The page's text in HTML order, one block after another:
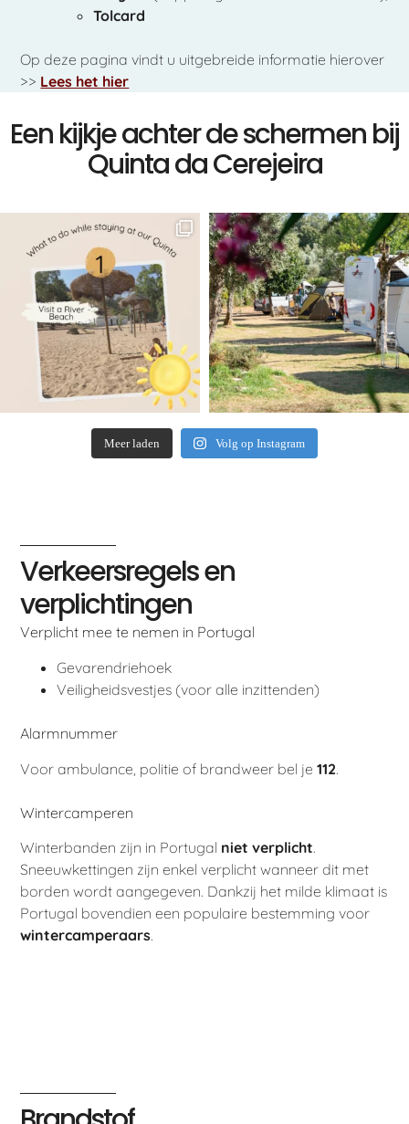
Tolcard
Op deze pagina vindt u uitgebreide informatie hierover
>> Lees het hier
Een kijkje achter de schermen bij
Quinta da Cerejeira
Meer laden Volg op Instagram
Verkeersregels en
verplichtingen
Verplicht mee te nemen in Portugal
Gevarendriehoek
Veiligheidsvestjes (voor alle inzittenden)
Alarmnummer
Voor ambulance, politie of brandweer bel je112.
Wintercamperen
Winterbanden zijn in Portugal niet verplicht.
Sneeuwkettingen zijn enkel verplicht wanneer dit met
borden wordt aangegeven. Dankzij het milde klimaat is
Portugal bovendien een populaire bestemming voor
wintercamperaars.